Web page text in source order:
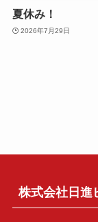
夏休み！
2026年7月29日
株式会社日進